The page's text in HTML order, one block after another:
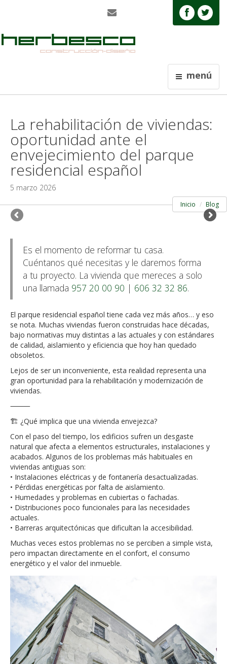
menú
La rehabilitación de viviendas:
oportunidad ante el
envejecimiento del parque
residencial español
5 marzo 2026
Inicio Blog
Es el momento de reformar tu casa.
Cuéntanos qué necesitas y le daremos forma
a tu proyecto. La vivienda que mereces a solo
una llamada 957 20 00 90 | 606 32 32 86.
El parque residencial español tiene cada vez más años… y eso
se nota. Muchas viviendas fueron construidas hace décadas,
bajo normativas muy distintas a las actuales y con estándares
de calidad, aislamiento y eficiencia que hoy han quedado
obsoletos.
Lejos de ser un inconveniente, esta realidad representa una
gran oportunidad para la rehabilitación y modernización de
viviendas.
⸻
🏗️ ¿Qué implica que una vivienda envejezca?
Con el paso del tiempo, los edificios sufren un desgaste
natural que afecta a elementos estructurales, instalaciones y
acabados. Algunos de los problemas más habituales en
viviendas antiguas son:
• Instalaciones eléctricas y de fontanería desactualizadas.
• Pérdidas energéticas por falta de aislamiento.
• Humedades y problemas en cubiertas o fachadas.
• Distribuciones poco funcionales para las necesidades
actuales.
• Barreras arquitectónicas que dificultan la accesibilidad.
Muchas veces estos problemas no se perciben a simple vista,
pero impactan directamente en el confort, el consumo
energético y el valor del inmueble.